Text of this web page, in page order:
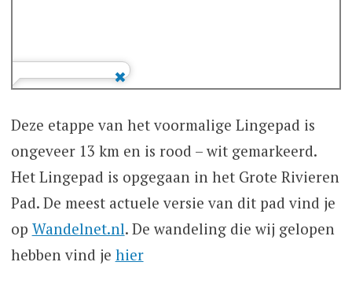
Deze etappe van het voormalige Lingepad is
ongeveer 13 km en is rood – wit gemarkeerd.
Het Lingepad is opgegaan in het Grote Rivieren
Pad. De meest actuele versie van dit pad vind je
op Wandelnet.nl. De wandeling die wij gelopen
hebben vind je hier